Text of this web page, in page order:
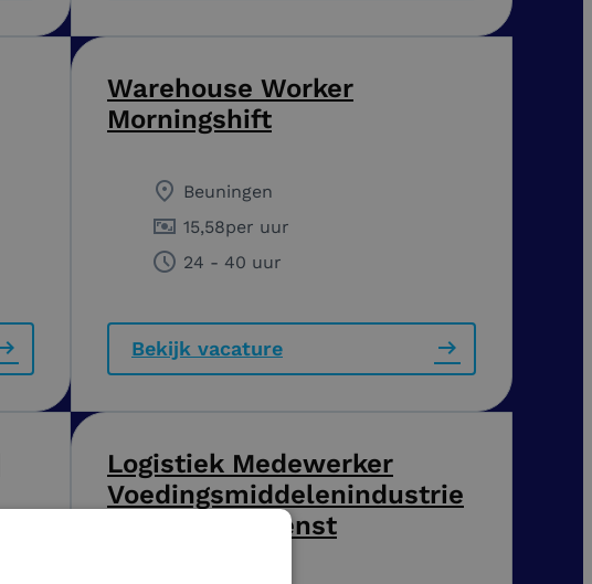
Warehouse Worker
Morningshift
Beuningen
15,58per uur
24 - 40 uur
Bekijk vacature
Logistiek Medewerker
Voedingsmiddelenindustrie
| 3-ploegendienst